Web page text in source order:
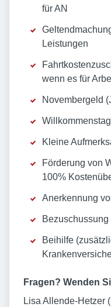
für AN
Leistungen
wenn es für
Novembergeld
Kleine
Förderung von
100%
Anerkennung
Beihilfe
Fragen? Wenden
Lisa Allende-Hetzer